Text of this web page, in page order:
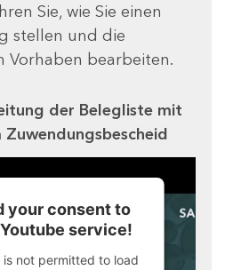
Sie, wie Sie einen
stellen und die
Vorhaben bearbeiten.
der Belegliste mit
your consent to
service!
not permitted to load